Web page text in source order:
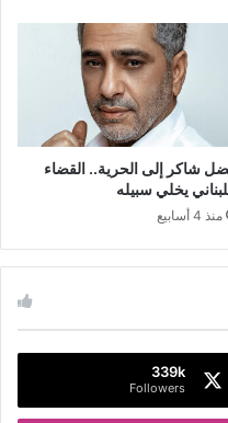
شاكر إلى الحرية.. القضاء
يخلي سبيله
منذ 4 أسابيع
339k
Followers